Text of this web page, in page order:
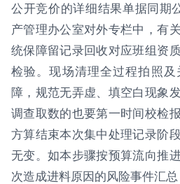
公开竞价的详细结果单据同期
产管理办公室对外专栏中，有
统保障留记录回收对应班组资
检验。现场清理全过程拍照
障，规范无弄虚、填空白现象
调查取数的也要第一时间校检
方算结束本次集中处理记录阶
无变。如本步骤按预算流向推
次造成进料原因的风险事件汇总